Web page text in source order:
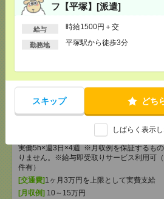
フ【平塚】[派遣]
給与 時給1500円＋交
勤務地
平塚駅から徒歩3分
スキップ どち
しばらく表示
実働7h×週5日×4週 ※月収例を保証するもの
りません。※給与即受取りサービス利用可（
件有）
1ヶ月3万円を上限として実費支給
[月収例]25～30万円
ス7分
時給1900円！10～16時＊残業ほ
湘南町屋での経理事務[派遣]
時給1900円 月収例 11万円 時給
実働5h×週3日×4週 ※月収例を保証するも
りません。※給与即受取りサービス利用可
件有）
[交通費] 1ヶ月3万円を上限として実費支給
[月収例] 10～15万円